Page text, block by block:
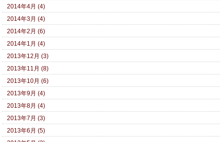
2014年4月 (4)
2014年3月 (4)
2014年2月 (6)
2014年1月 (4)
2013年12月 (3)
2013年11月 (8)
2013年10月 (6)
2013年9月 (4)
2013年8月 (4)
2013年7月 (3)
2013年6月 (5)